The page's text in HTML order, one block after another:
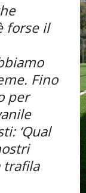
forse il
Fino
per
‘Qual
trafila